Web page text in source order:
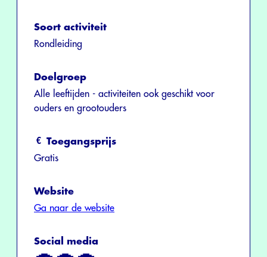
Soort activiteit
Rondleiding
Doelgroep
Alle leeftijden - activiteiten ook geschikt voor
ouders en grootouders
Toegangsprijs
Gratis
Website
Ga naar de website
Social media